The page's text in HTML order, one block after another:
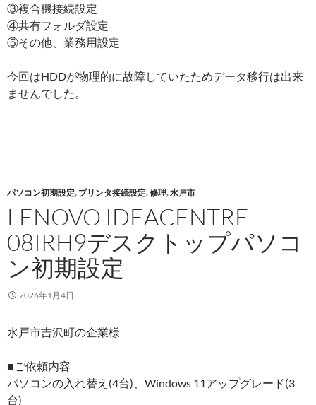
③複合機接続設定
④共有フォルダ設定
⑤その他、業務用設定
今回はHDDが物理的に故障していたためデータ移行は出来
ませんでした。
パソコン初期設定, プリンタ接続設定,修理,水戸市
LENOVO IDEACENTRE
08IRH9デスクトップパソコ
ン初期設定
2026年1月4日
水戸市吉沢町の企業様
■ご依頼内容
パソコンの入れ替え(4台)、Windows 11アップグレード(3
台)